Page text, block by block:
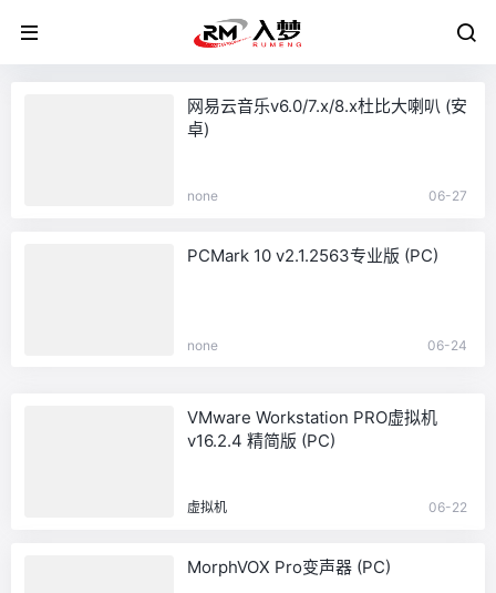
网易云音乐v6.0/7.x/8.x杜比大喇叭 (安
卓)
none 06-27
PCMark 10 v2.1.2563专业版 (PC)
none 06-24
VMware Workstation PRO虚拟机
v16.2.4 精简版 (PC)
虚拟机 06-22
MorphVOX Pro变声器 (PC)